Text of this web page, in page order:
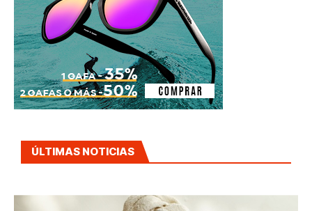
ÚLTIMAS NOTICIAS